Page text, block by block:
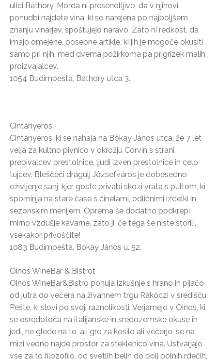
ulici Báthory. Morda ni presenetljivo, da v njihovi
ponudbi najdete vina, ki so narejena po najboljšem
znanju vinarjev, spoštujejo naravo. Zato ni redkost, da
imajo omejene, posebne artikle, ki jih je mogoče okusiti
samo pri njih, med dvema požirkoma pa prigrizek malih
proizvajalcev.
1054 Budimpešta, Báthory utca 3.
Cintányeros
Cintányeros, ki se nahaja na Bókay János utca, že 7 let
velja za kultno pivnico v okrožju Corvin s strani
prebivalcev prestolnice, ljudi izven prestolnice in celo
tujcev. Bleščeči dragulj Józsefváros je dobesedno
oživljenje sanj, kjer goste privabi skozi vrata s pultom, ki
spominja na stare čase s činelami, odličnimi izdelki in
sezonskim menijem. Oprema še dodatno podkrepi
mirno vzdušje kavarne, zato ji, če tega še niste storili,
vsekakor privoščite!
1083 Budimpešta, Bókay János u. 52.
Oinos WineBar & Bistrot
Oinos WineBar&Bistro ponuja izkušnje s hrano in pijačo
od jutra do večera na živahnem trgu Rákóczi v središču
Pešte, ki slovi po svoji raznolikosti. Verjamejo v Oinos, ki
se osredotoča na italijanske in sredozemske okuse in
jedi, ne glede na to, ali gre za kosilo ali večerjo, se na
mizi vedno najde prostor za steklenico vina. Ustvarjajo
vse za to filozofijo, od svetlih belih do bolj polnih rdečih,